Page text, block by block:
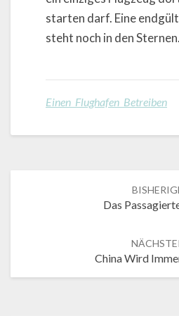
starten darf. Eine
steht noch in den Sternen.
Einen Flughafen Betreiben
Das
China Wird